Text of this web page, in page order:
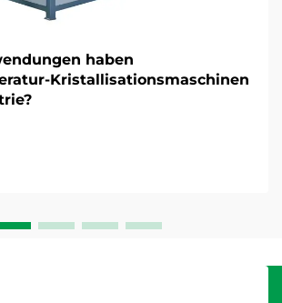
haben
Kristallisationsmaschinen